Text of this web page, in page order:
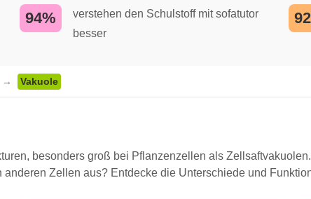
94%
verstehen den Schulstoff mit sofatutor
besser
Vakuole
besonders groß bei Pflanzenzellen als
Zellen aus? Entdecke die Unterschiede und